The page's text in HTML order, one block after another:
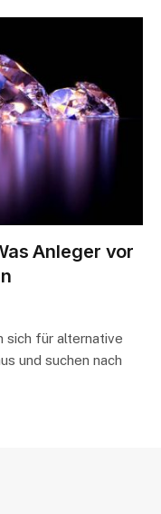
Anleger vor
sich für alternative
und suchen nach